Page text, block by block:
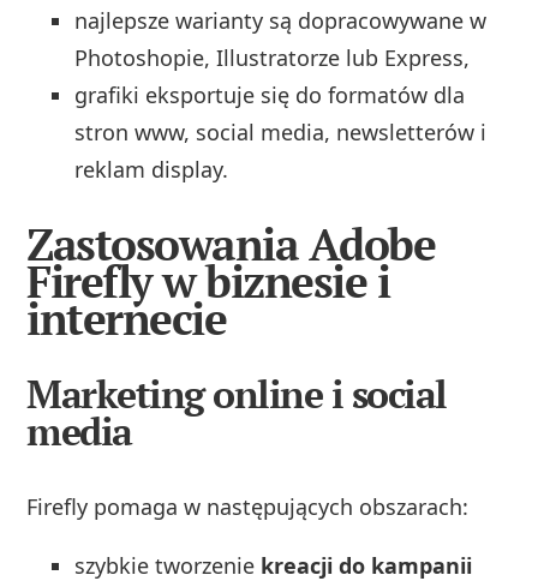
najlepsze warianty są dopracowywane w
Photoshopie, Illustratorze lub Express,
grafiki eksportuje się do formatów dla
stron www, social media, newsletterów i
reklam display.
Zastosowania Adobe
Firefly w biznesie i
internecie
Marketing online i social
media
Firefly pomaga w następujących obszarach:
szybkie tworzenie kreacji do kampanii